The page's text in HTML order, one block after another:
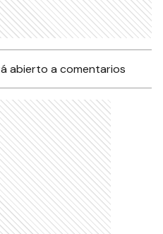
abierto a comentarios